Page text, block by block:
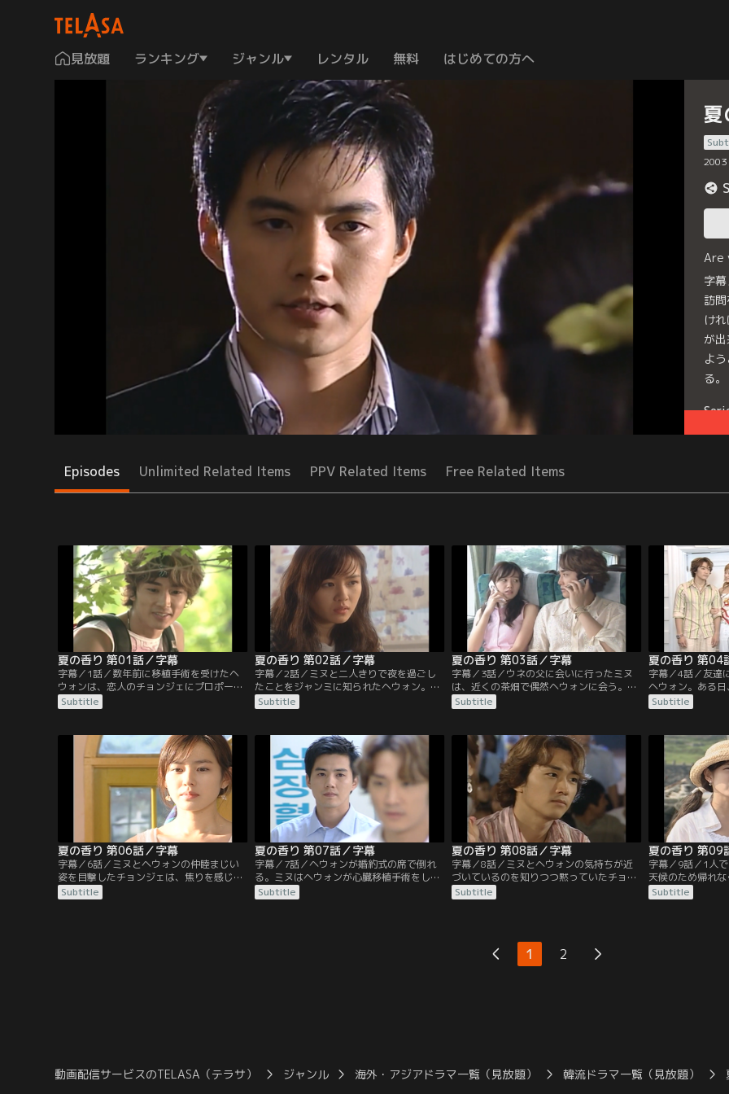
見放題 ランキング ジャンル レンタル 無料 はじめての方へ
2003
Are
字
訪
け
が
よ
る。
Episodes Unlimited Related Items PPV Related Items Free Related Items
夏の香り 第01話／字幕
字幕／1話／数年前に移植手術を受けたヘ
ウォンは、恋人のチョンジェにプロポーズ
されるが、返事は保留にしている。ある
日、ヘウォンは山で蜂に襲われそうになっ
れる。災難が重なり、二人は山荘で夜を明
かすことに。最初は警戒するヘウォンだっ
たが...。
Subtitle
夏の香り 第02話／字幕
字幕／2話／ミヌと二人きりで夜を過ごし
たことをジャンミに知られたヘウォン。山
荘でのことはチョンジェには内緒にしてお
くことに。事務所に戻ったミヌは、イタリ
は恋するミヌを追って帰国したのだ。実は
チョンアはチョンジェの妹でヘウォンの友
人だった。
Subtitle
夏の香り 第03話／字幕
字幕／3話／ウネの父に会いに行ったミヌ
は、近くの茶畑で偶然ヘウォンに会う。2
人はお互いの事情も知らないまま同じ列車
に乗ってソウルに戻る。数日後、ミヌとデ
の入札に成功し、ミヌはアートディレクタ
ー、ヘウォンはフローリストとして働くこ
とになる。
Subtitle
夏の香り 第04
字幕／4話／友達
ヘウォン。ある
ラに誘うが、ヘ
間、同じオペラ
のまま劇場をあ
開発計画は着々
Subtitle
夏の香り 第06話／字幕
字幕／6話／ミヌとヘウォンの仲睦まじい
姿を目撃したチョンジェは、焦りを感じて
ヘウォンにプロポーズする。しかしヘウォ
ンは、今は仕事をしたいから婚約を延ばし
Subtitle
夏の香り 第07話／字幕
字幕／7話／ヘウォンが婚約式の席で倒れ
る。ミヌはヘウォンが心臓移植手術をして
いたことを知り、驚く。夢の中で自分を励
ます男性の声を聞いて目を覚ましたヘウォ
Subtitle
夏の香り 第08話／字幕
字幕／8話／ミヌとヘウォンの気持ちが近
づいているのを知りつつ黙っていたチョン
ジェだったが、耐え切れなくなってしま
い、ミヌに会ってヘウォンを忘れるように
プンとジャンミも合流する。
Subtitle
夏の香り 第09
字幕／9話／1人
天候のため帰れ
島へ向かうが、
すヘウォン。ヘ
Subtitle
1 2
動画配信サービスのTELASA（テラサ） ジャンル 海外・アジアドラマ一覧（見放題） 韓流ドラマ一覧（見放題）